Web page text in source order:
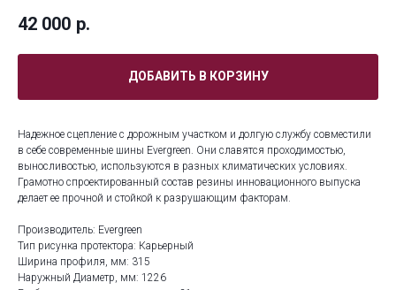
42 000 р.
ДОБАВИТЬ В КОРЗИНУ
Надежное сцепление с дорожным участком и долгую службу совместили
в себе современные шины Evergreen. Они славятся проходимостью,
выносливостью, используются в разных климатических условиях.
Грамотно спроектированный состав резины инновационного выпуска
делает ее прочной и стойкой к разрушающим факторам.
Производитель: Evergreen
Тип рисунка протектора: Карьерный
Ширина профиля, мм: 315
Наружный Диаметр, мм: 1226